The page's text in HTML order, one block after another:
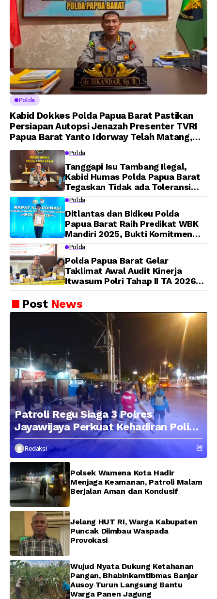
Polda
Kabid Dokkes Polda Papua Barat Pastikan
Persiapan Autopsi Jenazah Presenter TVRI
Papua Barat Yanto Idorway Telah Matang,
Pelaksanaan Dijadwalkan Kamis
Polda
Tanggapi Isu Tambang Ilegal,
Kabid Humas Polda Papua Barat
Tegaskan Tidak ada Toleransi
bagi Oknum Anggota
Polda
Ditlantas dan Bidkeu Polda
Papua Barat Raih Predikat WBK
Mandiri 2025, Bukti Komitmen
Wujudkan Pelayanan Bersih dan
Polda
Polda Papua Barat Gelar
Taklimat Awal Audit Kinerja
Itwasum Polri Tahap II TA 2026
Pengendalian
PostNews
Patroli Regu Siaga 3 Polres
Jayawijaya Perkuat Kehadiran Polisi
di Tengah Masyarakat, Situasi
Wamena Tetap Aman dan Kondusif
Redaksi
Polsek Wamena Kota Hadir
Menjaga Keamanan, Patroli Malam
Berjalan Aman dan Kondusif
Jelang HUT RI, Warga Kabupaten
Puncak Diimbau Waspada
Provokasi
Wujud Nyata Dukung Ketahanan
Pangan, Bhabinkamtibmas Banjar
Ausoy Turun Langsung Bantu
Warga Panen Jagung